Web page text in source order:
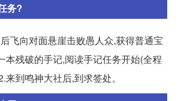
务?
飞向对面悬崖击败愚人众,获得普通宝
本残破的手记,阅读手记任务开始(全程
到鸣神大社后,到求签处。